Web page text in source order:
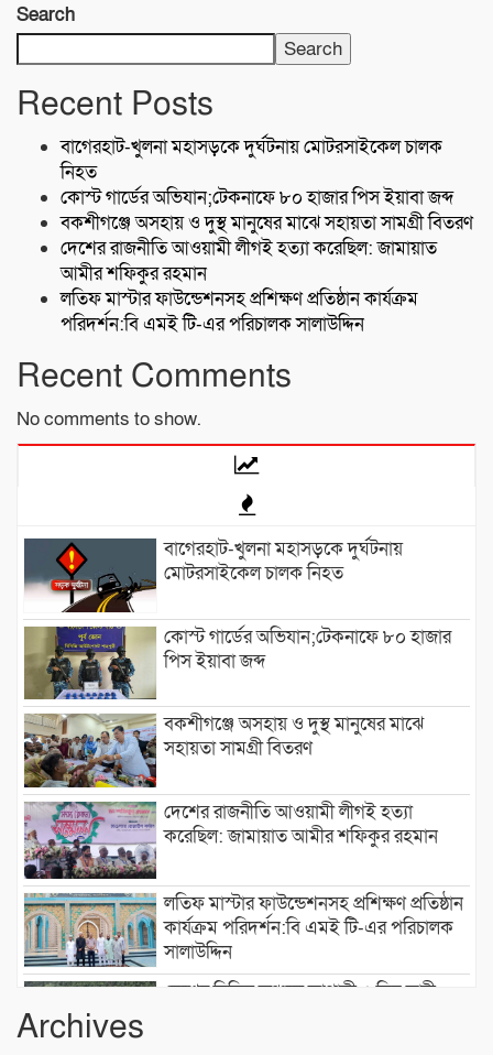
Search
Search
Recent Posts
বাগেরহাট-খুলনা মহাসড়কে ‌দুর্ঘটনায় মোটরসাইকেল চালক
নিহত
কোস্ট গার্ডের অভিযান;টেকনাফে ৮০ হাজার পিস ইয়াবা জব্দ
বকশীগঞ্জে অসহায় ও দুস্থ মানুষের মাঝে সহায়তা সামগ্রী বিতরণ
দেশের রাজনীতি আওয়ামী লীগই হত্যা করেছিল: জামায়াত
আমীর শফিকুর রহমান
লতিফ মাস্টার ফাউন্ডেশনসহ প্রশিক্ষণ প্রতিষ্ঠান কার্যক্রম
পরিদর্শন:বি এমই টি-এর পরিচালক সালাউদ্দিন
Recent Comments
No comments to show.
বাগেরহাট-খুলনা মহাসড়কে ‌দুর্ঘটনায়
মোটরসাইকেল চালক নিহত
কোস্ট গার্ডের অভিযান;টেকনাফে ৮০ হাজার
পিস ইয়াবা জব্দ
বকশীগঞ্জে অসহায় ও দুস্থ মানুষের মাঝে
সহায়তা সামগ্রী বিতরণ
দেশের রাজনীতি আওয়ামী লীগই হত্যা
করেছিল: জামায়াত আমীর শফিকুর রহমান
লতিফ মাস্টার ফাউন্ডেশনসহ প্রশিক্ষণ প্রতিষ্ঠান
কার্যক্রম পরিদর্শন:বি এমই টি-এর পরিচালক
সালাউদ্দিন
দেশের বিভিন্ন অঞ্চলে আগামী ৫ দিন ভারী
Archives